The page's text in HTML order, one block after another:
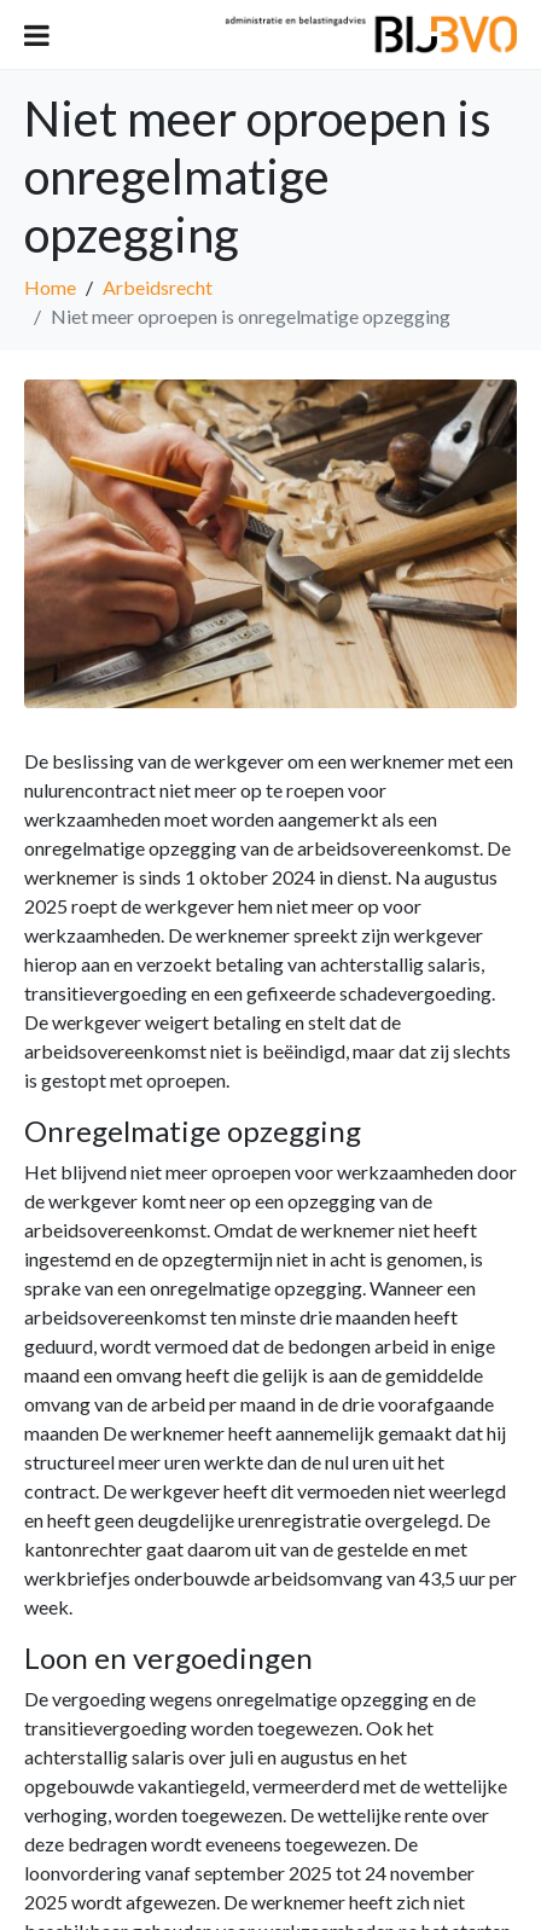
Niet meer oproepen is
onregelmatige
opzegging
Home
Arbeidsrecht
Niet meer oproepen is onregelmatige opzegging
De beslissing van de werkgever om een werknemer met een
nulurencontract niet meer op te roepen voor
werkzaamheden moet worden aangemerkt als een
onregelmatige opzegging van de arbeidsovereenkomst. De
werknemer is sinds 1 oktober 2024 in dienst. Na augustus
2025 roept de werkgever hem niet meer op voor
werkzaamheden. De werknemer spreekt zijn werkgever
hierop aan en verzoekt betaling van achterstallig salaris,
transitievergoeding en een gefixeerde schadevergoeding.
De werkgever weigert betaling en stelt dat de
arbeidsovereenkomst niet is beëindigd, maar dat zij slechts
is gestopt met oproepen.
Onregelmatige opzegging
Het blijvend niet meer oproepen voor werkzaamheden door
de werkgever komt neer op een opzegging van de
arbeidsovereenkomst. Omdat de werknemer niet heeft
ingestemd en de opzegtermijn niet in acht is genomen, is
sprake van een onregelmatige opzegging. Wanneer een
arbeidsovereenkomst ten minste drie maanden heeft
geduurd, wordt vermoed dat de bedongen arbeid in enige
maand een omvang heeft die gelijk is aan de gemiddelde
omvang van de arbeid per maand in de drie voorafgaande
maanden De werknemer heeft aannemelijk gemaakt dat hij
structureel meer uren werkte dan de nul uren uit het
contract. De werkgever heeft dit vermoeden niet weerlegd
en heeft geen deugdelijke urenregistratie overgelegd. De
kantonrechter gaat daarom uit van de gestelde en met
werkbriefjes onderbouwde arbeidsomvang van 43,5 uur per
week.
Loon en vergoedingen
De vergoeding wegens onregelmatige opzegging en de
transitievergoeding worden toegewezen. Ook het
achterstallig salaris over juli en augustus en het
opgebouwde vakantiegeld, vermeerderd met de wettelijke
verhoging, worden toegewezen. De wettelijke rente over
deze bedragen wordt eveneens toegewezen. De
loonvordering vanaf september 2025 tot 24 november
2025 wordt afgewezen. De werknemer heeft zich niet